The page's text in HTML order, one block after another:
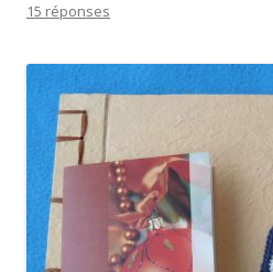
15 réponses